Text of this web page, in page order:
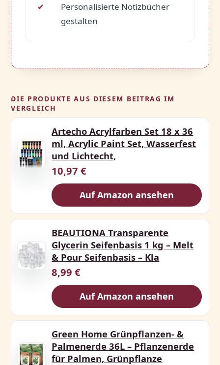
Personalisierte Notizbücher
gestalten
DIE PRODUKTE AUS DIESEM BEITRAG IM
VERGLEICH
Artecho Acrylfarben Set 18 x 36
ml, Acrylic Paint Set, Wasserfest
und Lichtecht,
10,97 €
Auf Amazon ansehen
BEAUTIONA Transparente
Glycerin Seifenbasis 1 kg – Melt
& Pour Seifenbasis – Kla
8,99 €
Auf Amazon ansehen
Green Home Grünpflanzen- &
Palmenerde 36L – Pflanzenerde
für Palmen, Grünpflanze